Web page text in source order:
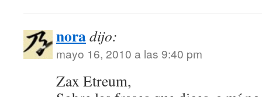
noradijo:
mayo 16, 2010 a las 9:40 pm
Zax Etreum,